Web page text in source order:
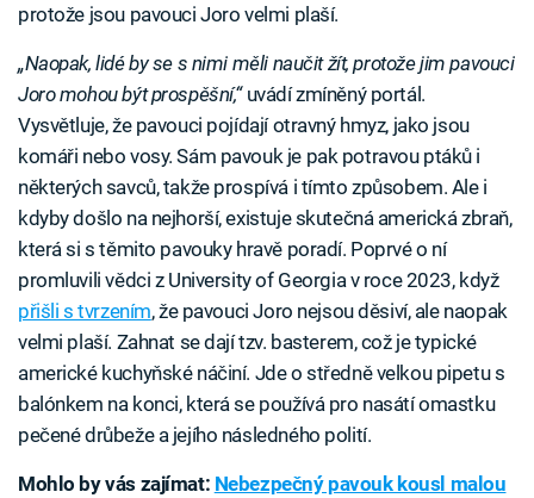
protože jsou pavouci Joro velmi plaší.
„Naopak, lidé by se s nimi měli naučit žít, protože jim pavouci
Joro mohou být prospěšní,“uvádí zmíněný portál.
Vysvětluje, že pavouci pojídají otravný hmyz, jako jsou
komáři nebo vosy. Sám pavouk je pak potravou ptáků i
některých savců, takže prospívá i tímto způsobem. Ale i
kdyby došlo na nejhorší, existuje skutečná americká zbraň,
která si s těmito pavouky hravě poradí. Poprvé o ní
promluvili vědci z University of Georgia v roce 2023, když
přišli s tvrzením, že pavouci Joro nejsou děsiví, ale naopak
velmi plaší. Zahnat se dají tzv. basterem, což je typické
americké kuchyňské náčiní. Jde o středně velkou pipetu s
balónkem na konci, která se používá pro nasátí omastku
pečené drůbeže a jejího následného polití.
Mohlo by vás zajímat: Nebezpečný pavouk kousl malou